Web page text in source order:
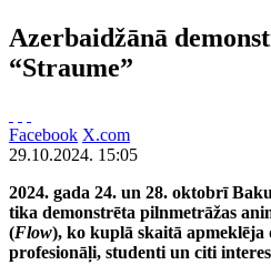
Azerbaidžānā
“Straume”
Facebook X.com
29.10.2024. 15:05
2024. gada 24. un 28. oktobrī
tika demonstrēta pilnmetrāžas
(Flow), ko kuplā skaitā apmeklēja
profesionāļi, studenti un citi